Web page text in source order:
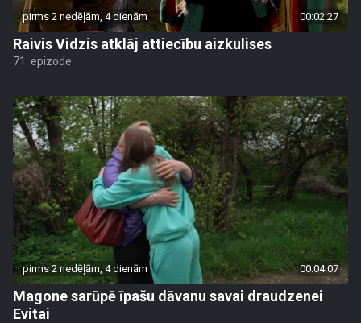
pirms 2 nedēļām, 4 dienām 00:02:27
Raivis Vidzis atklāj attiecību aizkulises
71. epizode
pirms 2 nedēļām, 4 dienām 00:04:07
Magone sarūpē īpašu dāvanu savai draudzenei
Evitai